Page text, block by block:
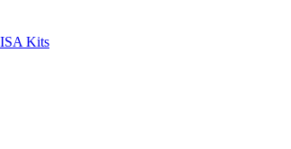
Kits